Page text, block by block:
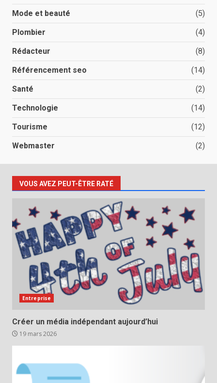
Mode et beauté (5)
Plombier (4)
Rédacteur (8)
Référencement seo (14)
Santé (2)
Technologie (14)
Tourisme (12)
Webmaster (2)
VOUS AVEZ PEUT-ÊTRE RATÉ
Entreprise
Créer un média indépendant aujourd’hui
19 mars 2026